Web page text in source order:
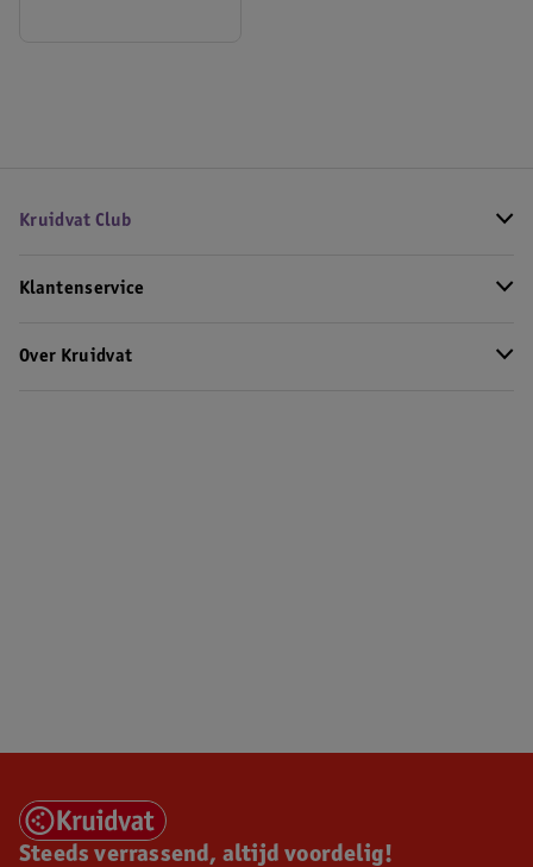
Kruidvat Club
Klantenservice
Over Kruidvat
Steeds verrassend, altijd voordelig!